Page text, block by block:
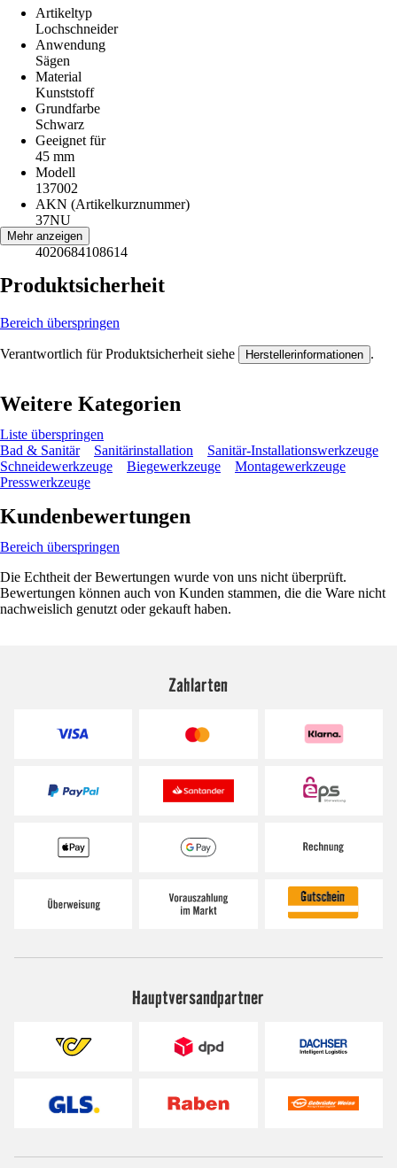
Artikeltyp
Lochschneider
Anwendung
Sägen
Material
Kunststoff
Grundfarbe
Schwarz
Geeignet für
45 mm
Modell
137002
AKN (Artikelkurznummer)
37NU
EAN
4020684108614
Mehr anzeigen
Produktsicherheit
Bereich überspringen
Verantwortlich für Produktsicherheit siehe Herstellerinformationen .
Weitere Kategorien
Liste überspringen
Bad & Sanitär
Sanitärinstallation
Sanitär-Installationswerkzeuge
Schneidewerkzeuge
Biegewerkzeuge
Montagewerkzeuge
Presswerkzeuge
Kundenbewertungen
Bereich überspringen
Die Echtheit der Bewertungen wurde von uns nicht überprüft.
Bewertungen können auch von Kunden stammen, die die Ware nicht
nachweislich genutzt oder gekauft haben.
Zahlarten
Hauptversandpartner